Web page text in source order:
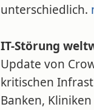
unterschiedlich.
IT-Störung
Update von
kritischen
Banken,